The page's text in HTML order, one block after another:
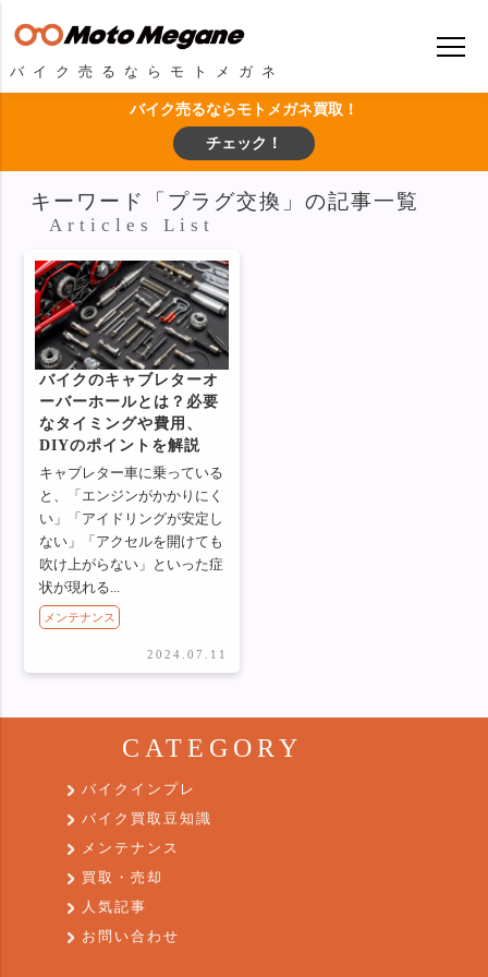
バイク売るならモトメガネ
バイク売るならモトメガネ買取！
チェック！
キーワード「プラグ交換」の記事一覧
Articles List
バイクのキャブレターオ
ーバーホールとは？必要
なタイミングや費用、
DIYのポイントを解説
キャブレター車に乗っている
と、「エンジンがかかりにく
い」「アイドリングが安定し
ない」「アクセルを開けても
吹け上がらない」といった症
状が現れる...
メンテナンス
2024.07.11
CATEGORY
バイクインプレ
バイク買取豆知識
メンテナンス
買取・売却
人気記事
お問い合わせ